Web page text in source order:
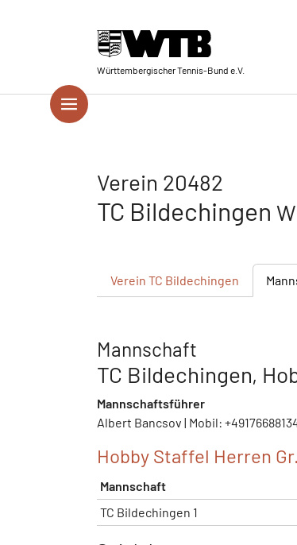
Württembergischer Tennis-Bund e.V.
Verein 20482
TC Bildechingen
Verein TC Bildechingen
Mannschaft
TC Bildechingen,
Mannschaftsführer
Albert Bancsov | Mobil:
Hobby Staffel Herren Gr.
Mannschaft
TC Bildechingen 1